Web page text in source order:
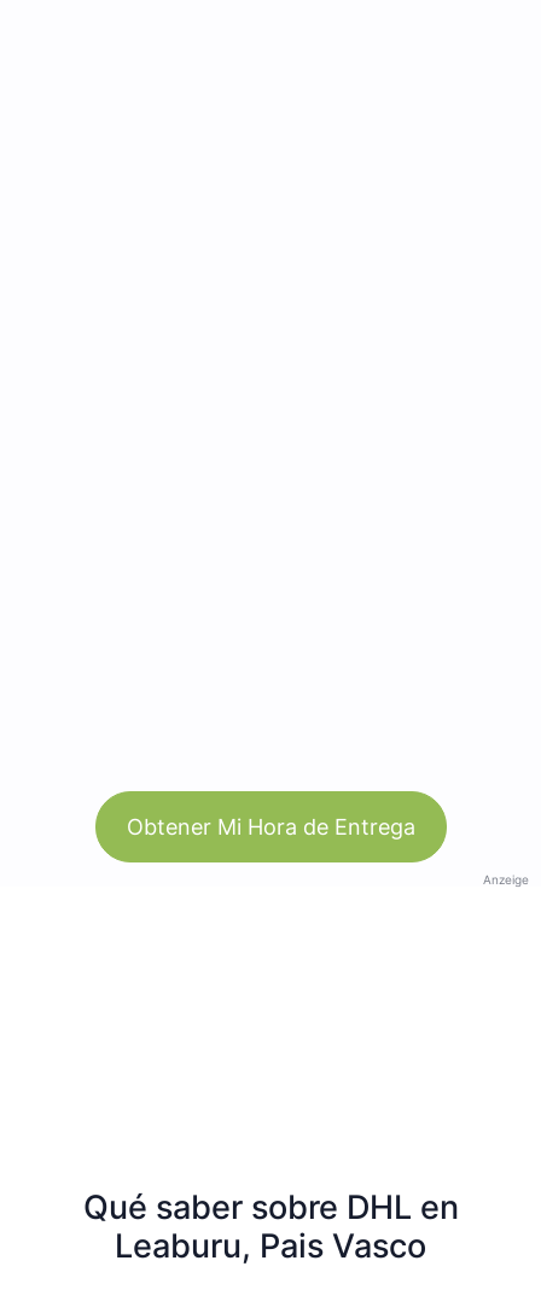
Obtener Mi Hora de Entrega
Anzeige
Qué saber sobre DHL en
Leaburu, Pais Vasco